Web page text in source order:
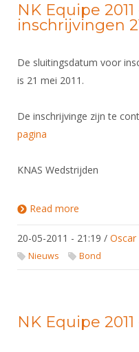
NK Equipe
inschrijvingen
De sluitingsdatum voor
is 21 mei 2011.
De inschrijvinge zijn te
pagina
KNAS Wedstrijden
Read more
20-05-2011 - 21:19 / Oscar
Nieuws Bond
NK Equipe